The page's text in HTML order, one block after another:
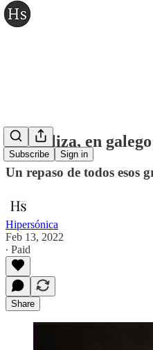
Subscribe Sign in
En Galiza, en
Un repaso de todos esos
Hipersónica
Feb 13, 2022
∙ Paid
Share